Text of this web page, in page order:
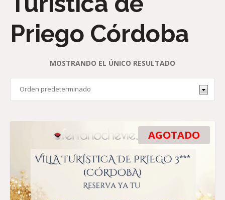
Priego Córdoba
MOSTRANDO EL ÚNICO RESULTADO
AGOTADO